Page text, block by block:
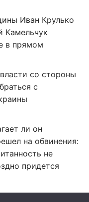
Иван Крулько
Камельчук
в прямом
со стороны
с
ли он
на обвинения:
не
придется